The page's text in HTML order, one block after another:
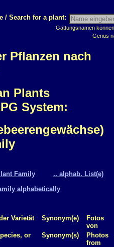
/ Search for a plant:
Gattungsnamen
Genus
Pflanzen nach
Plants
System:
Family
.. alphab. List(e)
alphabetically
Varietät Synonym(e)
Fotos
von
or
Synonym(s)
Photos
from